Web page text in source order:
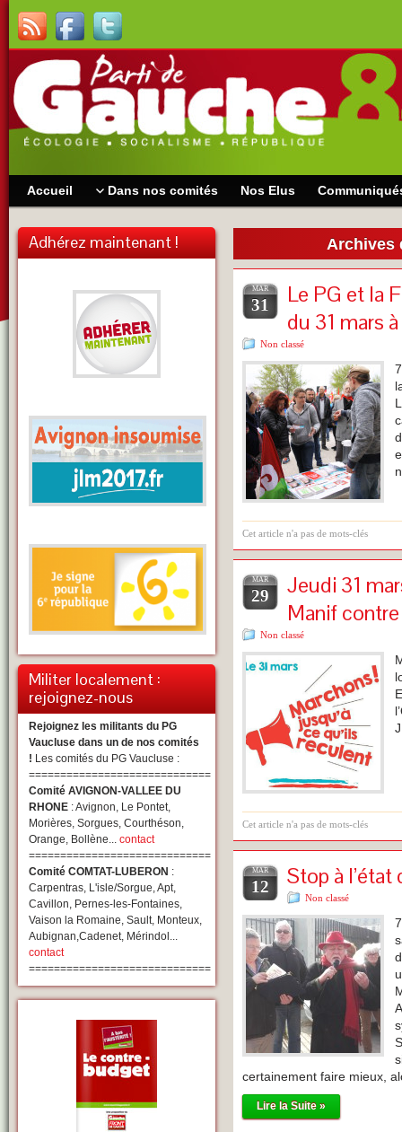
Accueil Dans nos comités Nos Elus
Adhérez maintenant !
Militer localement :
rejoignez-nous
Rejoignez les militants du PG
Vaucluse dans un de nos comités
! Les comités du PG Vaucluse :
=============================
Comité AVIGNON-VALLEE DU
RHONE : Avignon, Le Pontet,
Morières, Sorgues, Courthéson,
Orange, Bollène... contact
=============================
Comité COMTAT-LUBERON :
Carpentras, L'isle/Sorgue, Apt,
Cavillon, Pernes-les-Fontaines,
Vaison la Romaine, Sault, Monteux,
Aubignan,Cadenet, Mérindol...
contact
=============================
Archives
MAR
31
Le PG et la
du 31 mars
Non classé
Cet article n'a pas de mots-clés
MAR
29
Jeudi 31
Manif
Non classé
Cet article n'a pas de mots-clés
MAR
12 Stop à l’état
Non classé
certainement faire mieux,
Lire la Suite »